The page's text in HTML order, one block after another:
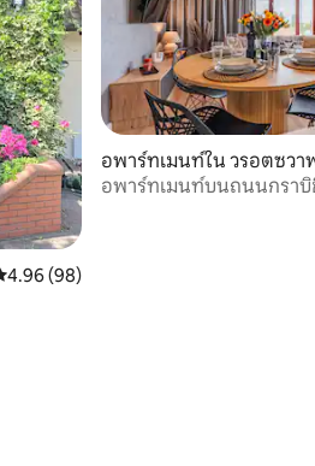
แนนเฉลี่ย 4.96 จาก 5, 98 รีวิว
4.96 (98)
อพาร์ทเมนท์ใน วรอตซวาฟ
อพาร์ทเมนท์บนถนนกราบิ